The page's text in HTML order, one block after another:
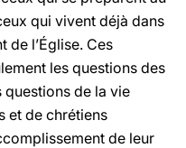
qui vivent déjà dans
de l’Église. Ces
les questions des
questions de la vie
et de chrétiens
de leur